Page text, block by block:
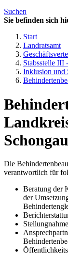
Suchen
Sie befinden sich
Start
Landratsamt
Stabsstelle III
Inklusion und
Schongau
Die
verantwortlich für
Beratung der
der